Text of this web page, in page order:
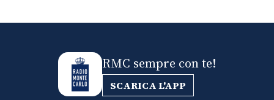
RMC sempre con te!
SCARICA L'APP